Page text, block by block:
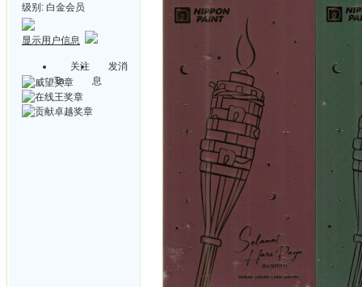
级别: 白金会员
显示用户信息
关注
Ta
发消
息